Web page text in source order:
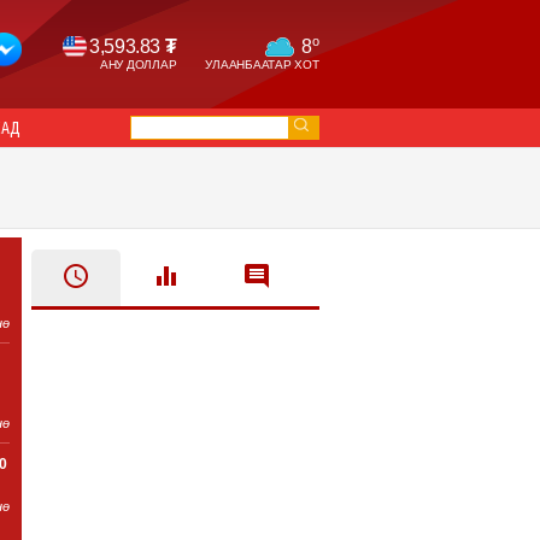
3,593.83 ₮
АНУ ДОЛЛАР
8o
УЛААНБААТАР ХОТ